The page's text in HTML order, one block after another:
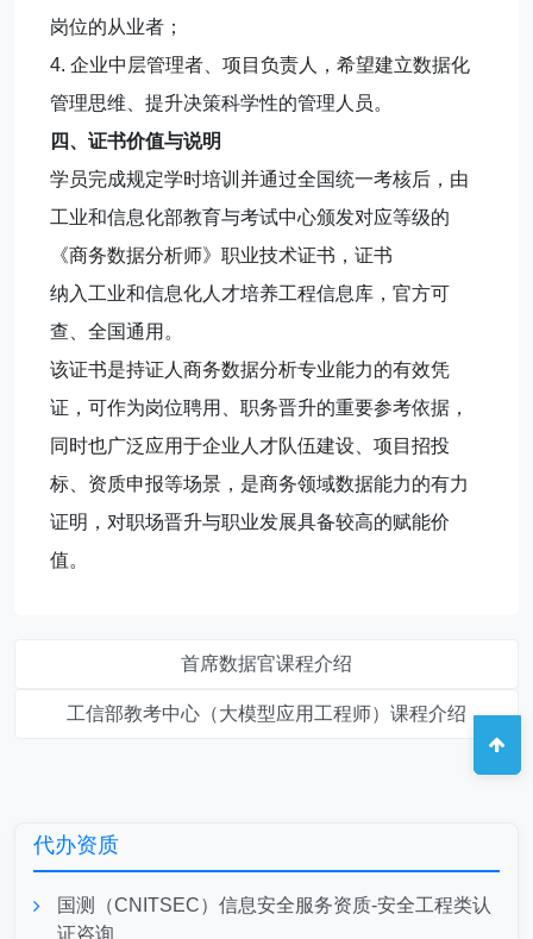
岗位的从业者；
4. 企业中层管理者、项目负责人，希望建立数据化
管理思维、提升决策科学性的管理人员。
四、证书价值与说明
学员完成规定学时培训并通过全国统一考核后，由
工业和信息化部教育与考试中心颁发对应等级的
《商务数据分析师》职业技术证书，证书
纳入工业和信息化人才培养工程信息库，官方可
查、全国通用。
该证书是持证人商务数据分析专业能力的有效凭
证，可作为岗位聘用、职务晋升的重要参考依据，
同时也广泛应用于企业人才队伍建设、项目招投
标、资质申报等场景，是商务领域数据能力的有力
证明，对职场晋升与职业发展具备较高的赋能价
值。
首席数据官课程介绍
工信部教考中心（大模型应用工程师）课程介绍
代办资质
国测（CNITSEC）信息安全服务资质-安全工程类认
证咨询